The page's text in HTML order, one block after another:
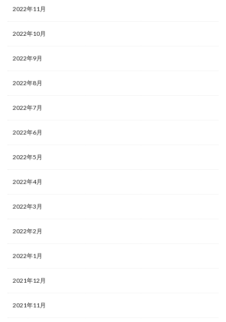
2022年11月
2022年10月
2022年9月
2022年8月
2022年7月
2022年6月
2022年5月
2022年4月
2022年3月
2022年2月
2022年1月
2021年12月
2021年11月